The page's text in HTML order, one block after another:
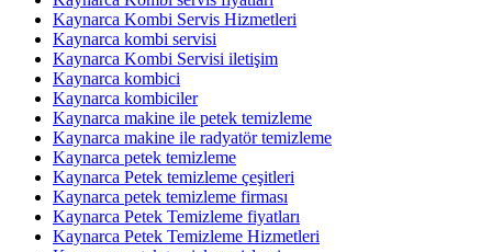
Kaynarca Kombi Servis Hizmetleri
Kaynarca kombi servisi
Kaynarca Kombi Servisi iletişim
Kaynarca kombici
Kaynarca kombiciler
Kaynarca makine ile petek temizleme
Kaynarca makine ile radyatör temizleme
Kaynarca petek temizleme
Kaynarca Petek temizleme çeşitleri
Kaynarca petek temizleme firması
Kaynarca Petek Temizleme fiyatları
Kaynarca Petek Temizleme Hizmetleri